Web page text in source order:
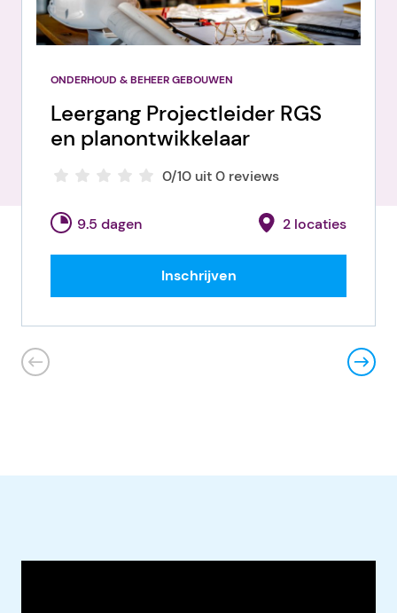
ONDERHOUD & BEHEER GEBOUWEN
Leergang Projectleider RGS
en planontwikkelaar
0/10 uit 0 reviews
9.5 dagen 2 locaties
Inschrijven